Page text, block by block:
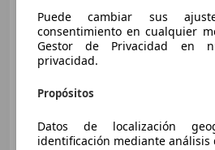
Sin
11/2019 25.000 km Gasolina
ICONIC MOTOR GALLERY
ES-08173 SANT CUGAT DEL VALLÈS
Puede cambiar sus
consentimiento en cualquier
Gestor de Privacidad en
privacidad.
Propósitos
Datos de localización
identificación mediante análisis